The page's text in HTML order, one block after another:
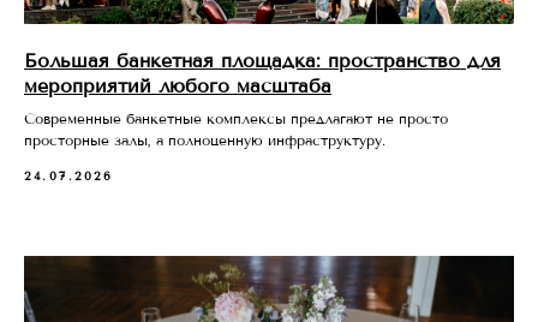
Большая банкетная площадка: пространство для
мероприятий любого масштаба
Современные банкетные комплексы предлагают не просто
просторные залы, а полноценную инфраструктуру.
24.07.2026